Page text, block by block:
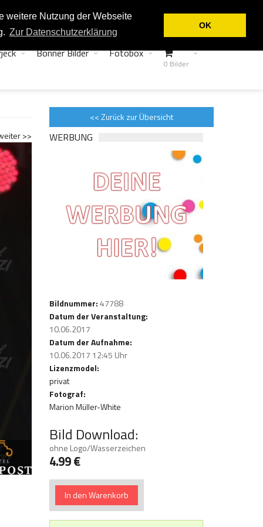
weitere Nutzung der Webseite
Zur Datenschutzerklärung
OK
Login Kontakt
Bonner Bilder Fotobox
0 Bilder
>>
<< Zurück zur Übersicht
WERBUNG
Bildnummer:47788
Datum der Veranstaltung:
10.06.2017
Datum der Aufnahme:
10.06.2017 12:45 Uhr
Lizenzmodel:
privat
Fotograf:
Marion Müller-White
Bild Download:
ohne Logo/Wasserzeichen
4.99 €
In den Warenkorb